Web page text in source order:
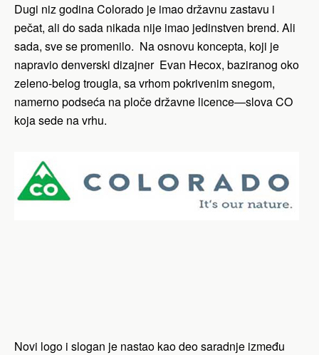
Dugi niz godina Colorado je imao državnu zastavu i
pečat, ali do sada nikada nije imao jedinstven brend. Ali
sada, sve se promenilo. Na osnovu koncepta, koji je
napravio denverski dizajner Evan Hecox, baziranog oko
zeleno-belog trougla, sa vrhom pokrivenim snegom,
namerno podseća na ploče državne licence—slova CO
koja sede na vrhu.
Novi logo i slogan je nastao kao deo saradnje između